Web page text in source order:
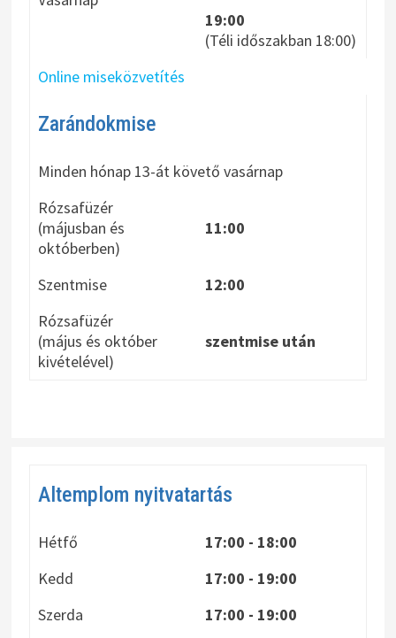
19:00
(Téli időszakban 18:00)
Online miseközvetítés
Zarándokmise
Minden hónap 13-át követő vasárnap
Rózsafüzér
(májusban és
októberben)
11:00
Szentmise
12:00
Rózsafüzér
(május és október
kivételével)
szentmise után
Altemplom nyitvatartás
Hétfő
17:00 - 18:00
Kedd
17:00 - 19:00
Szerda
17:00 - 19:00